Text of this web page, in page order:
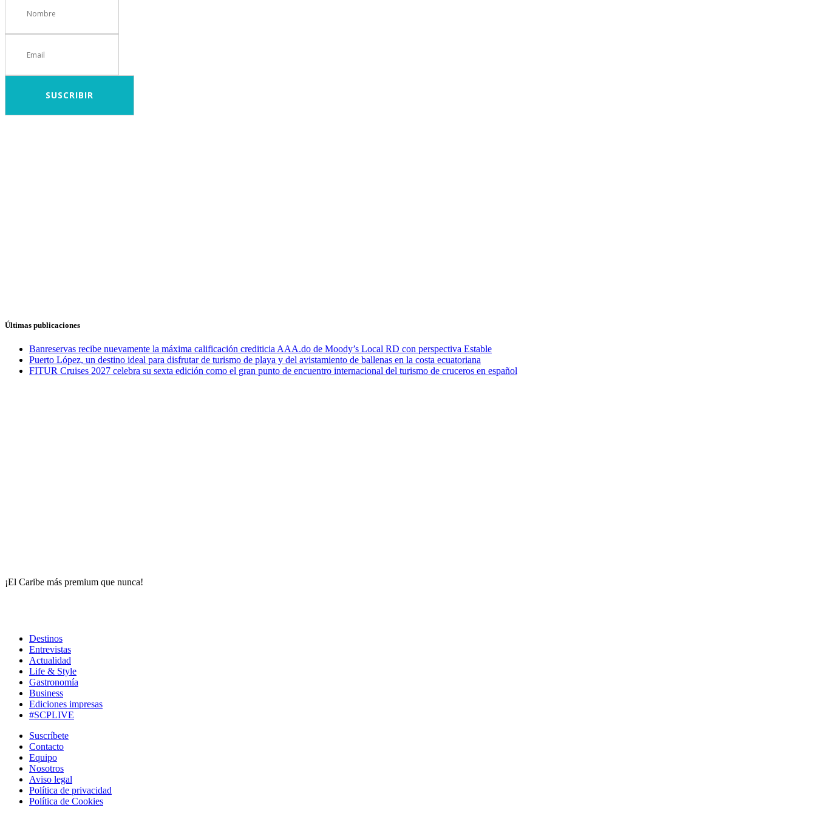
Últimas publicaciones
Banreservas recibe nuevamente la máxima calificación crediticia AAA.do de Moody’s Local RD con perspectiva Estable
Puerto López, un destino ideal para disfrutar de turismo de playa y del avistamiento de ballenas en la costa ecuatoriana
FITUR Cruises 2027 celebra su sexta edición como el gran punto de encuentro internacional del turismo de cruceros en español
¡El Caribe más premium que nunca!
Destinos
Entrevistas
Actualidad
Life & Style
Gastronomía
Business
Ediciones impresas
#SCPLIVE
Suscríbete
Contacto
Equipo
Nosotros
Aviso legal
Política de privacidad
Política de Cookies